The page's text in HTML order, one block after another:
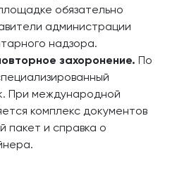
обязательно
администрации
надзора.
захоронение. По
При международной
комплекс документов
пакет и справка о